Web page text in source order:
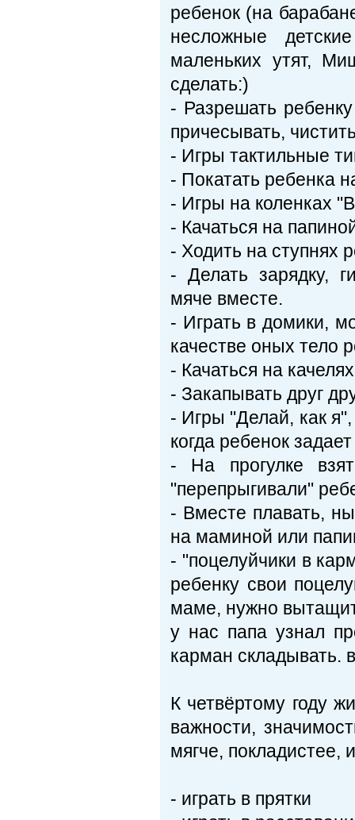
ребенок (на
несложные
маленьких утят,
сделать:)
- Разрешать
причесывать,
- Игры тактильные
- Покатать ребенка
- Игры на коленках
- Качаться на
- Ходить на ступнях
- Делать зарядку,
мяче вместе.
- Играть в домики,
качестве оных тело
- Качаться на
- Закапывать друг
- Игры "Делай, как
когда ребенок
- На прогулке
"перепрыгивали"
- Вместе плавать,
на маминой или
- "поцелуйчики в
ребенку свои
маме, нужно
у нас папа узнал
карман складывать.
К четвёртому году
важности,
мягче, покладистее,
- играть в прятки